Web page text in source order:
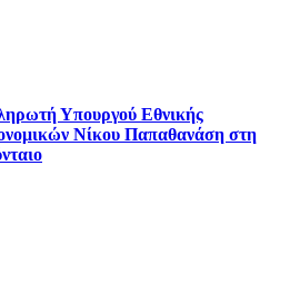
Υπουργού Εθνικής
Νίκου Παπαθανάση στη